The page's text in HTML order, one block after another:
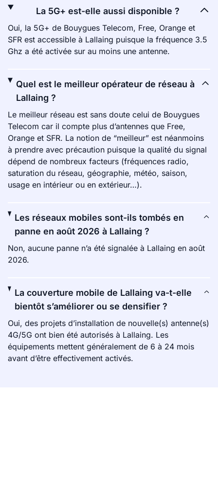
La 5G+ est-elle aussi disponible ?
Oui, la 5G+ de Bouygues Telecom, Free, Orange et
SFR est accessible à Lallaing puisque la fréquence 3.5
Ghz a été activée sur au moins une antenne.
Quel est le meilleur opérateur de réseau à
Lallaing ?
Le meilleur réseau est sans doute celui de Bouygues
Telecom car il compte plus d’antennes que Free,
Orange et SFR. La notion de “meilleur” est néanmoins
à prendre avec précaution puisque la qualité du signal
dépend de nombreux facteurs (fréquences radio,
saturation du réseau, géographie, météo, saison,
usage en intérieur ou en extérieur…).
Les réseaux mobiles sont-ils tombés en
panne en août 2026 à Lallaing ?
Non, aucune panne n’a été signalée à Lallaing en août
2026.
La couverture mobile de Lallaing va-t-elle
bientôt s’améliorer ou se densifier ?
Oui, des projets d’installation de nouvelle(s) antenne(s)
4G/5G ont bien été autorisés à Lallaing. Les
équipements mettent généralement de 6 à 24 mois
avant d’être effectivement activés.